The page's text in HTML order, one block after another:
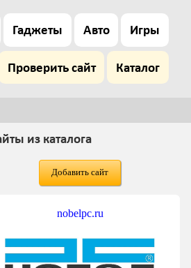
Гаджеты Авто Игры
Проверить сайт Каталог
из каталога
Добавить сайт
nobelpc.ru